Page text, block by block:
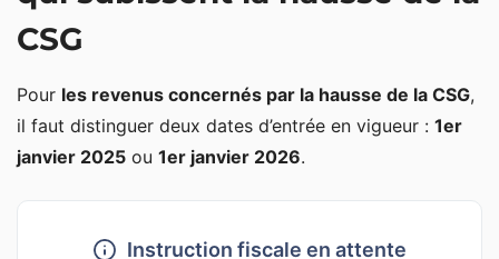
CSG
Pour les revenus concernés par la hausse de la CSG,
il faut distinguer deux dates d’entrée en vigueur : 1er
janvier 2025 ou 1er janvier 2026.
Instruction fiscale en attente